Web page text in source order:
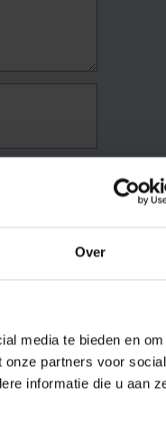
Over
media te bieden en om
onze partners voor social
informatie die u aan